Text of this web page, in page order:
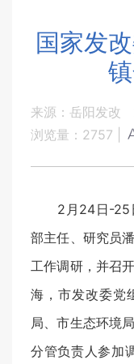
国家发
来源：岳阳发改
浏览量： 2757
2月24日-25日
部主任、研究员
工作调研，并召
海，市发改委党
局、市生态环境
分管负责人参加